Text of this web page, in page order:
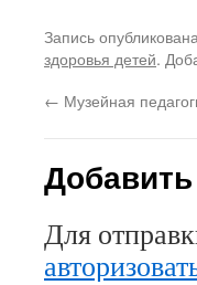
Запись
здоровья детей.
← Музейная
Для